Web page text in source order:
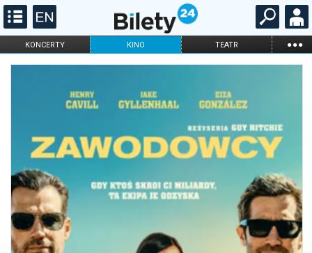
KONCERTY KINO TEATR ...
FILHARMONIA OPERA I BALET